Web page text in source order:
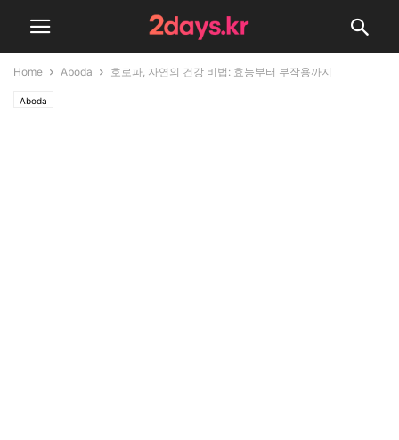
Home Aboda 호로파, 자연의 건강 비법: 효능부터 부작용까지
Aboda